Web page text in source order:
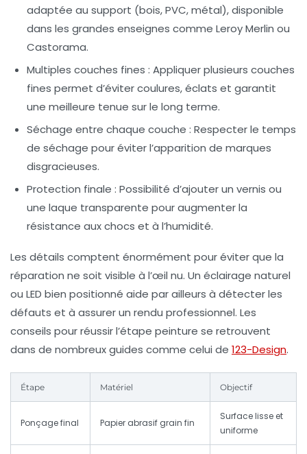
adaptée au support (bois, PVC, métal), disponible
dans les grandes enseignes comme Leroy Merlin ou
Castorama.
Multiples couches fines : Appliquer plusieurs couches
fines permet d’éviter coulures, éclats et garantit
une meilleure tenue sur le long terme.
Séchage entre chaque couche : Respecter le temps
de séchage pour éviter l’apparition de marques
disgracieuses.
Protection finale : Possibilité d’ajouter un vernis ou
une laque transparente pour augmenter la
résistance aux chocs et à l’humidité.
Les détails comptent énormément pour éviter que la
réparation ne soit visible à l’œil nu. Un éclairage naturel
ou LED bien positionné aide par ailleurs à détecter les
défauts et à assurer un rendu professionnel. Les
conseils pour réussir l’étape peinture se retrouvent
dans de nombreux guides comme celui de 123-Design.
Étape Matériel Objectif
Ponçage final Papier abrasif grain fin
Surface lisse et
uniforme